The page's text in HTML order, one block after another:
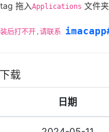
拖入Applications 文件
后打不开,请联系
载
日期